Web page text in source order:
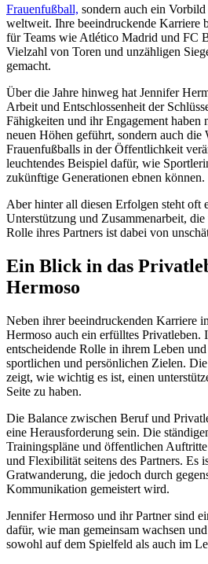
Frauenfußball, sondern auch ein
weltweit. Ihre beeindruckende Karriere
für Teams wie Atlético Madrid und FC
Vielzahl von Toren und unzähligen
gemacht.
Über die Jahre hinweg hat Jennifer
Arbeit und Entschlossenheit der
Fähigkeiten und ihr Engagement haben
neuen Höhen geführt, sondern auch die
Frauenfußballs in der Öffentlichkeit
leuchtendes Beispiel dafür, wie
zukünftige Generationen ebnen können.
Aber hinter all diesen Erfolgen steht oft
Unterstützung und Zusammenarbeit,
Rolle ihres Partners ist dabei von
Ein Blick in das
Hermoso
Neben ihrer beeindruckenden Karriere
Hermoso auch ein erfülltes Privatleben.
entscheidende Rolle in ihrem Leben
sportlichen und persönlichen Zielen.
zeigt, wie wichtig es ist, einen
Seite zu haben.
Die Balance zwischen Beruf und
eine Herausforderung sein. Die
Trainingspläne und öffentlichen
und Flexibilität seitens des Partners. Es
Gratwanderung, die jedoch durch
Kommunikation gemeistert wird.
Jennifer Hermoso und ihr Partner sind
dafür, wie man gemeinsam wachsen
sowohl auf dem Spielfeld als auch im